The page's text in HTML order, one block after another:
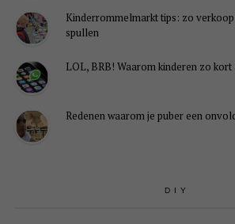
Kinderrommelmarkt tips: zo
spullen
LOL, BRB! Waarom kinderen zo
Redenen waarom je puber een
DIY